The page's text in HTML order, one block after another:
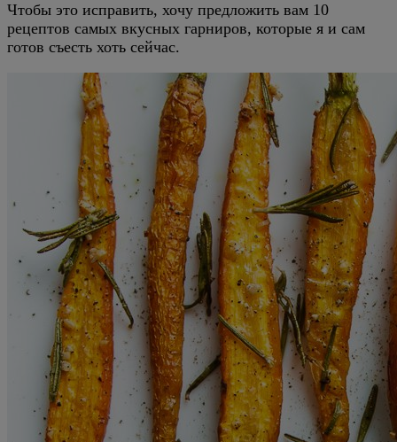
Чтобы это исправить, хочу предложить вам 10
рецептов самых вкусных гарниров, которые я и сам
готов съесть хоть сейчас.